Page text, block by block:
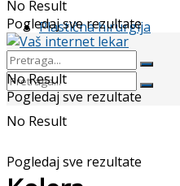
Plastična hirurgija
No Result
Pogledaj sve rezultate
No Result
Pogledaj sve rezultate
No Result
Pogledaj sve rezultate